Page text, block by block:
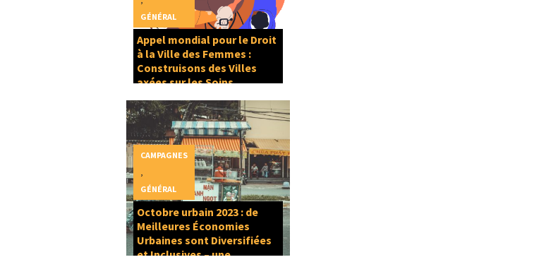
Appel mondial pour le Droit
à la Ville des Femmes :
Construisons des Villes
axées sur les Soins
GÉNÉRAL
Octobre urbain 2023 : de
Meilleures Économies
Urbaines sont Diversifiées
et Inclusives – une
CAMPAGNES
GÉNÉRAL